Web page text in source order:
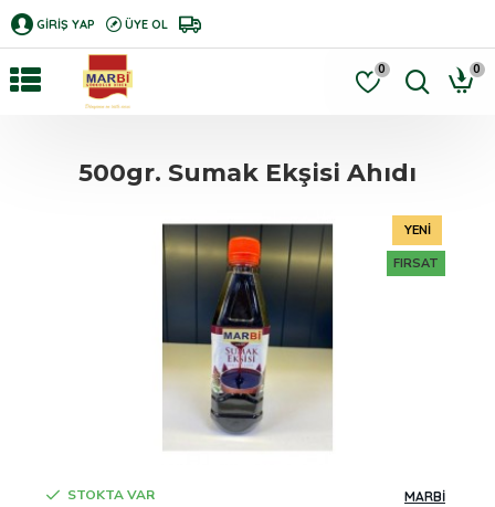
GIRIŞ YAP ÜYE OL
0 0
500gr. Sumak Ekşisi Ahıdı
YENI
FIRSAT
STOKTA VAR
MARBİ